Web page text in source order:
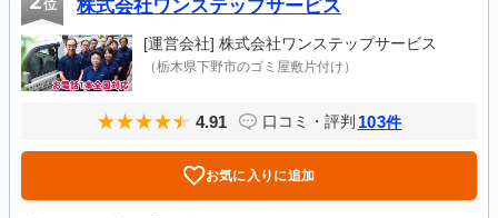
位 株式会社ワンステップサービス
[運営会社] 株式会社ワンステップサービス
（栃木県下野市のゴミ屋敷片付け）
4.91 口コミ・評判 103件
お気に入りに追加